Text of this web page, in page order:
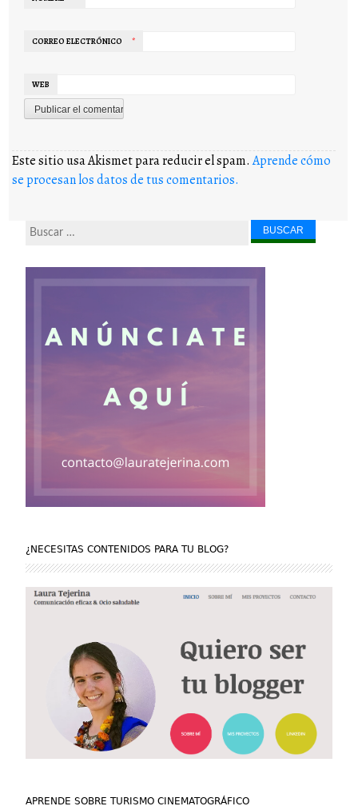
CORREO ELECTRÓNICO *
WEB
Este sitio usa Akismet para reducir el spam.Aprende cómo
se procesan los datos de tus comentarios.
Buscar...
¿NECESITAS CONTENIDOS PARA TU BLOG?
APRENDE SOBRE TURISMO CINEMATOGRÁFICO